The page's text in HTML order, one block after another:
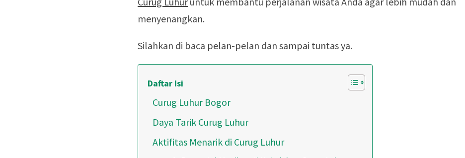
menyenangkan.
Silahkan di baca pelan-pelan dan sampai tuntas ya.
Daftar Isi
Curug Luhur Bogor
Daya Tarik Curug Luhur
Aktifitas Menarik di Curug Luhur